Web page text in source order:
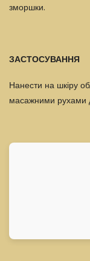
зморшки.
ЗАСТОСУВАННЯ
Нанести на шкіру
масажними рухами